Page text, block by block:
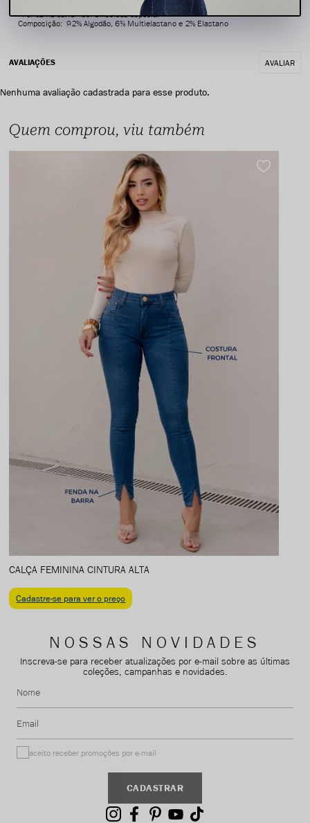
Detalhes: Cintura alta - Modelagem levanta bumbum - Acompanha cinto jeans
- Fenda na barra - Cor amaciada especial
Composição: 92% Algodão, 6% Multielastano e 2% Elastano
AVALIAR
Nenhuma avaliação cadastrada para esse produto.
Quem comprou, viu também
CALÇA FEMININA CINTURA ALTA
Cadastre-se para ver o preço
NOSSAS NOVIDADES
Inscreva-se para receber atualizações por e-mail sobre as últimas
coleções, campanhas e novidades.
Nome
Email
CADASTRAR
aceito receber promoções por e-mail